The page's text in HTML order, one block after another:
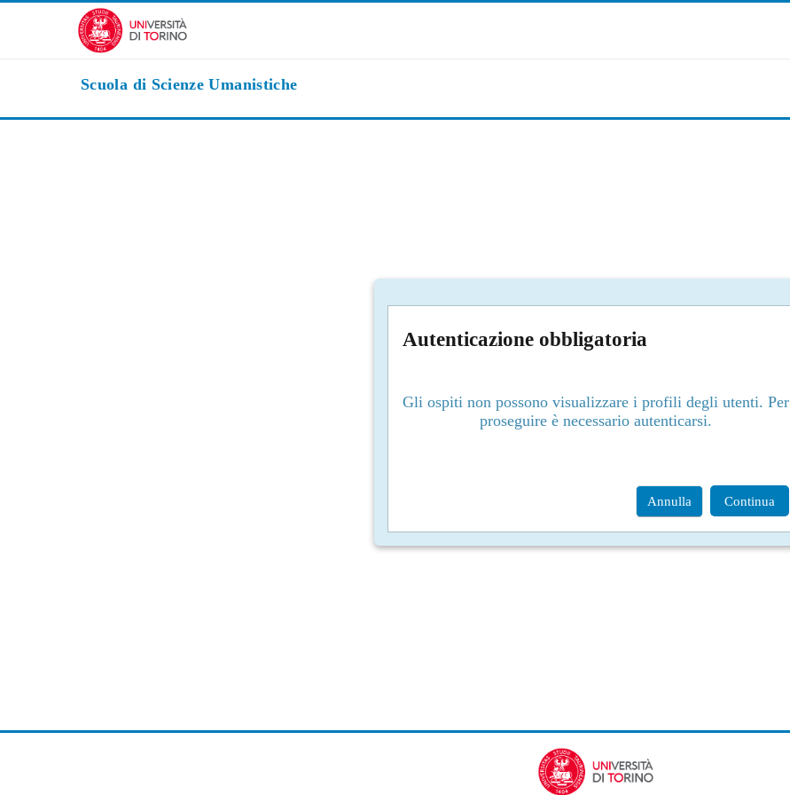
Vai al contenuto principale
Scuola di Scienze Umanistiche
Autenticazione obbligatoria
Gli ospiti non possono visualizzare i profili degli utenti. Per
proseguire è necessario autenticarsi.
Annulla Continua